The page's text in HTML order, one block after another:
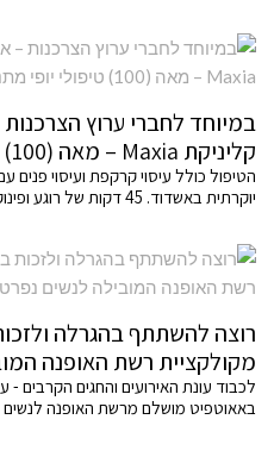
במיוחד לחברי ערוץ
קליניקת Maxia – מאה (100) טיפולי יופי מתנה
הטיפול כולל עיסוי קרקפת ועיסוי
יוקרתית באשדוד. 45 דקות של רוגע ופינוק. ללא הגרלה וללא תחרות
מקולקציית רשת האופנה
לכבוד עונת האירועים והחגים הקרבים -
באאוטפיט מושלם מרשת האופנה לנשים